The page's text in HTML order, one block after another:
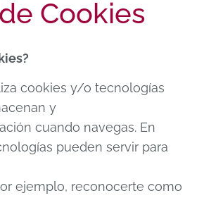
Cookies
cookies y/o tecnologías
y
cuando navegas. En
pueden servir para
ejemplo, reconocerte como